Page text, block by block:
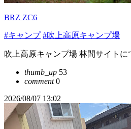
BRZ ZC6
#キャンプ #吹上高原キャンプ場
吹上高原キャンプ場 林間サイトに
thumb_up 53
comment0
2026/08/07 13:02